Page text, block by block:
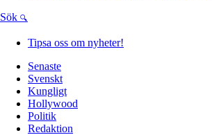
Sök
Tipsa oss om nyheter!
Senaste
Svenskt
Kungligt
Hollywood
Politik
Redaktion